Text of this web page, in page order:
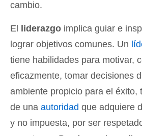
cambio.
El liderazgo implica guiar e
lograr objetivos comunes. Un
tiene habilidades para motivar,
eficazmente, tomar decisiones
ambiente propicio para el éxito,
de una autoridad que adquiere
y no impuesta, por ser